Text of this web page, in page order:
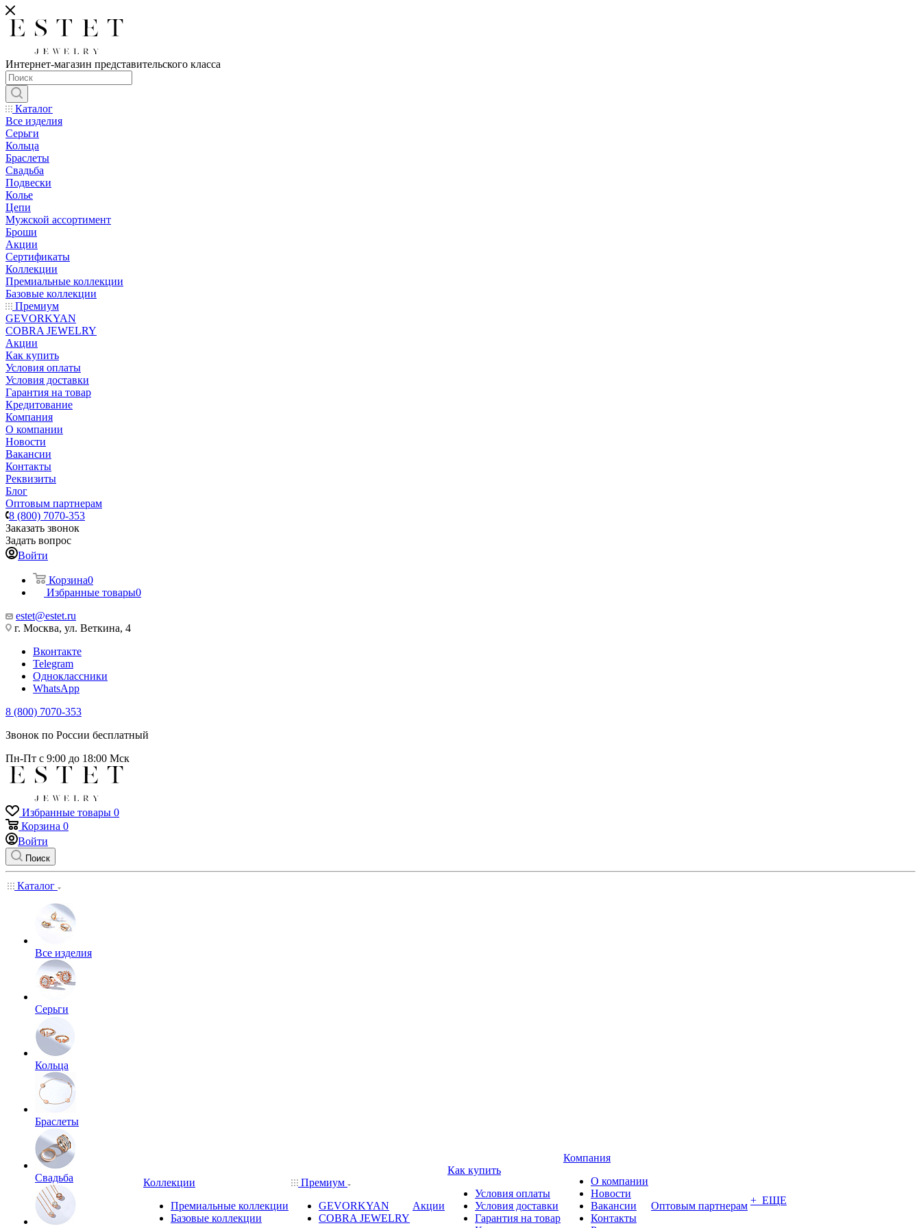
Интернет-магазин представительского класса
Каталог
Все изделия
Серьги
Кольца
Браслеты
Свадьба
Подвески
Колье
Цепи
Мужской ассортимент
Броши
Акции
Сертификаты
Коллекции
Премиальные коллекции
Базовые коллекции
Премиум
GEVORKYAN
COBRA JEWELRY
Акции
Как купить
Условия оплаты
Условия доставки
Гарантия на товар
Кредитование
Компания
О компании
Новости
Вакансии
Контакты
Реквизиты
Блог
Оптовым партнерам
8 (800) 7070-353
Заказать звонок
Задать вопрос
Войти
Корзина0
Избранные товары0
estet@estet.ru
г. Москва, ул. Веткина, 4
Вконтакте
Telegram
Одноклассники
WhatsApp
8 (800) 7070-353
Звонок по России бесплатный
Пн-Пт с 9:00 до 18:00 Мск
Избранные товары 0
Корзина 0
Войти
Поиск
Каталог
Все изделия
Серьги
Кольца
Браслеты
Свадьба
Коллекции
Премиальные коллекции
Базовые коллекции
Премиум
GEVORKYAN
COBRA JEWELRY
Акции
Как купить
Условия оплаты
Условия доставки
Гарантия на товар
Компания
О компании
Новости
Вакансии
Контакты
Оптовым партнерам + ЕЩЕ